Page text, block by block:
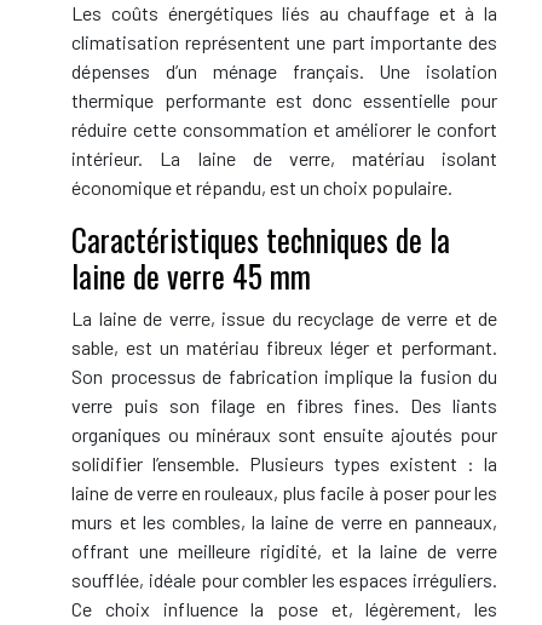
Les coûts énergétiques liés au chauffage et à la
climatisation représentent une part importante des
dépenses d’un ménage français. Une isolation
thermique performante est donc essentielle pour
réduire cette consommation et améliorer le confort
intérieur. La laine de verre, matériau isolant
économique et répandu, est un choix populaire.
Caractéristiques techniques de la
laine de verre 45 mm
La laine de verre, issue du recyclage de verre et de
sable, est un matériau fibreux léger et performant.
Son processus de fabrication implique la fusion du
verre puis son filage en fibres fines. Des liants
organiques ou minéraux sont ensuite ajoutés pour
solidifier l’ensemble. Plusieurs types existent : la
laine de verre en rouleaux, plus facile à poser pour les
murs et les combles, la laine de verre en panneaux,
offrant une meilleure rigidité, et la laine de verre
soufflée, idéale pour combler les espaces irréguliers.
Ce choix influence la pose et, légèrement, les